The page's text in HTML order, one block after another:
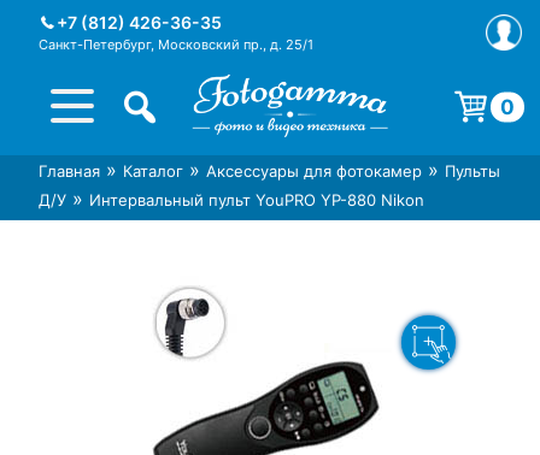
+7 (812) 426-36-35
Санкт-Петербург, Московский пр., д. 25/1
Интернет-магазин фототехники
Foto-Gamma в СПб
Магазин фотоаксессуаров foto-
gamma.ru
0
Корзина пуста.
Главная » Каталог » Аксессуары для фотокамер » Пульты
Д/У » Интервальный пульт YouPRO YP-880 Nikon